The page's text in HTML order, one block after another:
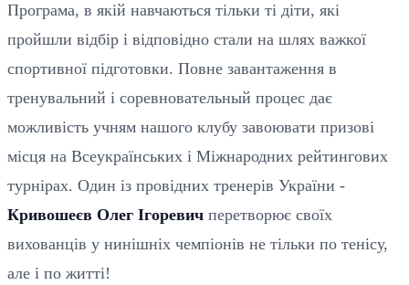
Програма, в якій навчаються тільки ті діти, які
пройшли відбір і відповідно стали на шлях важкої
спортивної підготовки. Повне завантаження в
тренувальний і соревновательный процес дає
можливість учням нашого клубу завоювати призові
місця на Всеукраїнських і Міжнародних рейтингових
турнірах. Один із провідних тренерів України -
Кривошеєв Олег Ігоревич перетворює своїх
вихованців у нинішніх чемпіонів не тільки по тенісу,
але і по житті!